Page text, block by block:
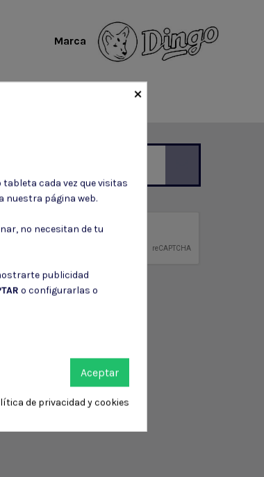
Marca
en el aviso legal.
×
cada vez que visitas
nuestra página web.
no necesitan de tu
publicidad
o configurarlas o
Aceptar
de privacidad y cookies